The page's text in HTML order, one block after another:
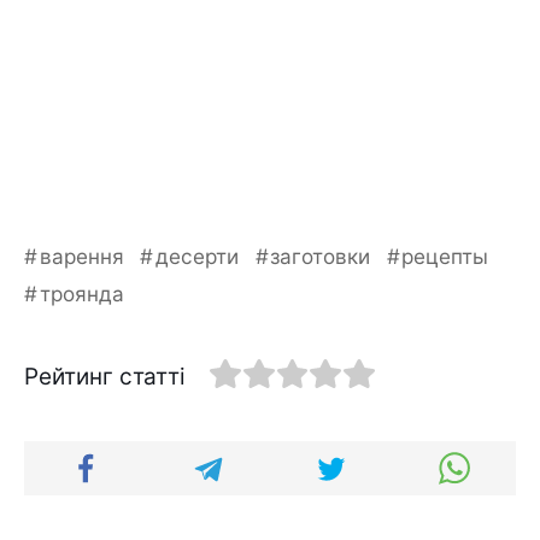
варення десерти заготовки
рецепты
троянда
Рейтинг статті